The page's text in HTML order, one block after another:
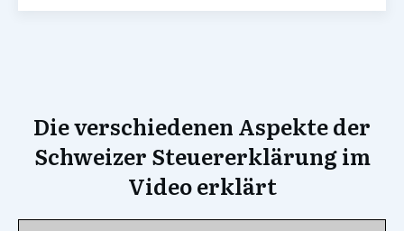
Die verschiedenen Aspekte der
Schweizer Steuererklärung im
Video erklärt